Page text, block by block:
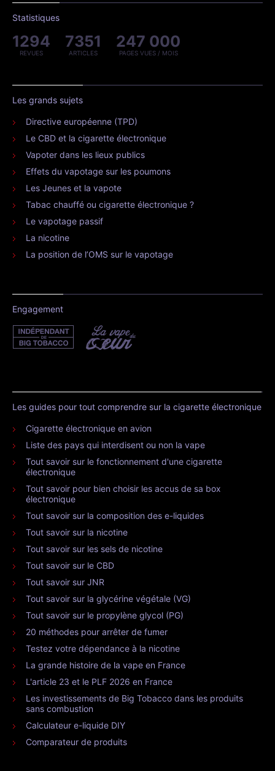
Statistiques
1294
REVUES
7351
ARTICLES
247 000
PAGES VUES / MOIS
Les grands sujets
Directive européenne (TPD)
Le CBD et la cigarette électronique
Vapoter dans les lieux publics
Effets du vapotage sur les poumons
Les Jeunes et la vapote
Tabac chauffé ou cigarette électronique ?
Le vapotage passif
La nicotine
La position de l’OMS sur le vapotage
Engagement
Les guides pour tout comprendre sur la cigarette électronique
Cigarette électronique en avion
Liste des pays qui interdisent ou non la vape
Tout savoir sur le fonctionnement d'une cigarette
électronique
Tout savoir pour bien choisir les accus de sa box
électronique
Tout savoir sur la composition des e-liquides
Tout savoir sur la nicotine
Tout savoir sur les sels de nicotine
Tout savoir sur le CBD
Tout savoir sur JNR
Tout savoir sur la glycérine végétale (VG)
Tout savoir sur le propylène glycol (PG)
20 méthodes pour arrêter de fumer
Testez votre dépendance à la nicotine
La grande histoire de la vape en France
L'article 23 et le PLF 2026 en France
Les investissements de Big Tobacco dans les produits
sans combustion
Calculateur e-liquide DIY
Comparateur de produits